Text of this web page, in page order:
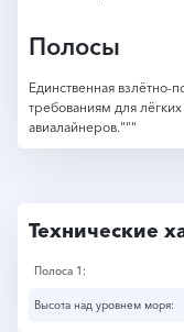
Полосы
Единственная взлётно-
требованиям для
авиалайнеров."""
Технические
Полоса 1:
Высота над уровнем моря: